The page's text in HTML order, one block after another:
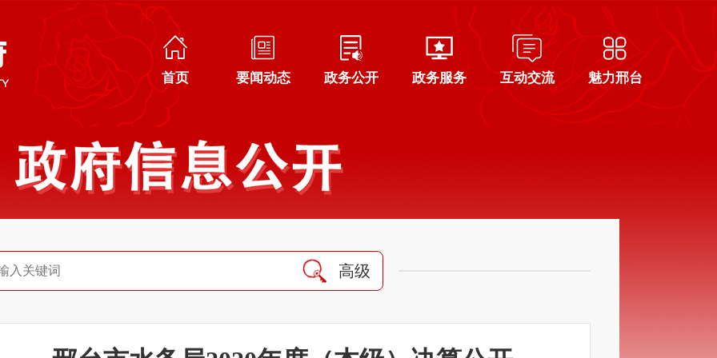
首页 要闻动态 政务公开 政务服务 互动交流 魅力邢台
高级